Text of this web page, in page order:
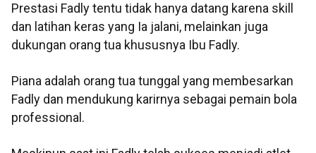
Prestasi Fadly tentu tidak hanya datang karena skill
dan latihan keras yang Ia jalani, melainkan juga
dukungan orang tua khususnya Ibu Fadly.
Piana adalah orang tua tunggal yang membesarkan
Fadly dan mendukung karirnya sebagai pemain bola
professional.